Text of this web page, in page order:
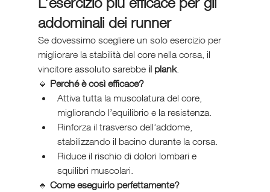
addominali dei runner
Se dovessimo scegliere un solo esercizio per
migliorare la stabilità del core nella corsa, il
vincitore assoluto sarebbe il plank.
🔹 Perché è così efficace?
Attiva tutta la muscolatura del core,
migliorando l’equilibrio e la resistenza.
Rinforza il trasverso dell’addome,
stabilizzando il bacino durante la corsa.
Riduce il rischio di dolori lombari e
squilibri muscolari.
🔹 Come eseguirlo perfettamente?